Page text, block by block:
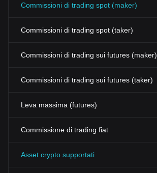
Commissioni di trading spot (maker)
Commissioni di trading spot (taker)
Commissioni di trading sui futures (maker)
Commissioni di trading sui futures (taker)
Leva massima (futures)
Commissione di trading fiat
Asset crypto supportati